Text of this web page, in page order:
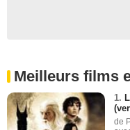
Meilleurs films
1.
de